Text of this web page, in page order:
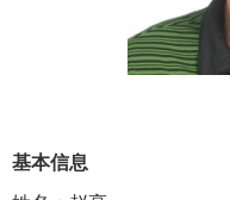
基本信息